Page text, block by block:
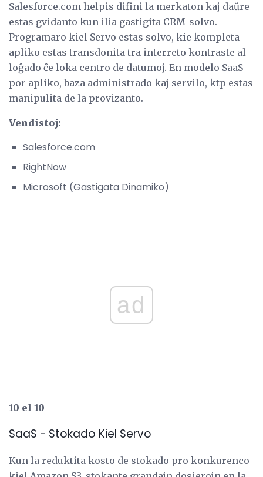
Salesforce.com helpis difini la merkaton kaj daŭre
estas gvidanto kun ilia gastigita CRM-solvo.
Programaro kiel Servo estas solvo, kie kompleta
apliko estas transdonita tra interreto kontraste al
loĝado ĉe loka centro de datumoj. En modelo SaaS
por apliko, baza administrado kaj servilo, ktp estas
manipulita de la provizanto.
Vendistoj:
Salesforce.com
RightNow
Microsoft (Gastigata Dinamiko)
ad
10 el 10
SaaS - Stokado Kiel Servo
Kun la reduktita kosto de stokado pro konkurenco